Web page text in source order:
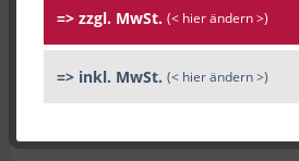
=> zzgl. MwSt. (< hier ändern >)
=> inkl. MwSt. (< hier ändern >)